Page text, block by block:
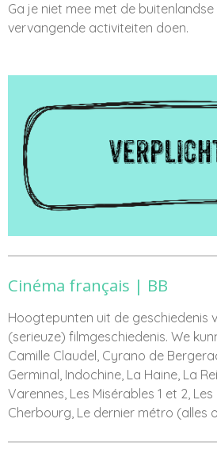
Ga je niet mee met de
vervangende activiteiten doen.
Cinéma français | BB
Hoogtepunten uit de geschiedenis
(serieuze) filmgeschiedenis. We
Camille Claudel , Cyrano de
Germinal, Indochine, La Haine, La
Varennes, Les Misérables 1 et 2,
Cherbourg, Le dernier métro (alles